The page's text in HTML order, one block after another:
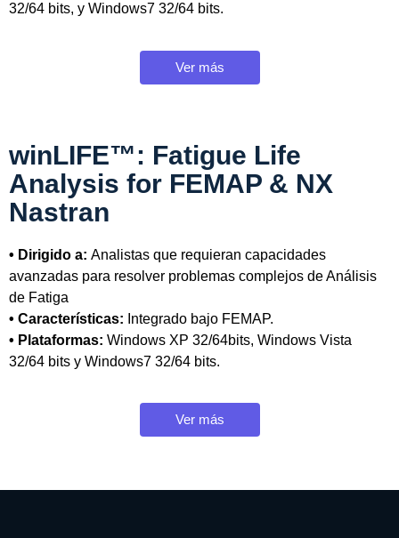
32/64 bits, y Windows7 32/64 bits.
Ver más
winLIFE™: Fatigue Life
Analysis for FEMAP & NX
Nastran
• Dirigido a: Analistas que requieran capacidades
avanzadas para resolver problemas complejos de Análisis
de Fatiga
• Características: Integrado bajo FEMAP.
• Plataformas: Windows XP 32/64bits, Windows Vista
32/64 bits y Windows7 32/64 bits.
Ver más